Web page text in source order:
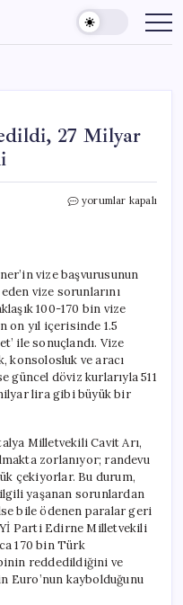
27 Milyar
1.5
Milyar
Lira
Zarar
Elde
Edildi
yorumlar kapalı
vize başvurusunun
vize sorunlarını
100-170 bin vize
on yıl içerisinde 1.5
ile sonuçlandı. Vize
konsolosluk ve aracı
döviz kurlarıyla 511
lira gibi büyük bir
Milletvekili Cavit Arı,
zorlanıyor; randevu
çekiyorlar. Bu durum,
yaşanan sorunlardan
bile ödenen paralar geri
Parti Edirne Milletvekili
170 bin Türk
reddedildiğini ve
Euro’nun kaybolduğunu